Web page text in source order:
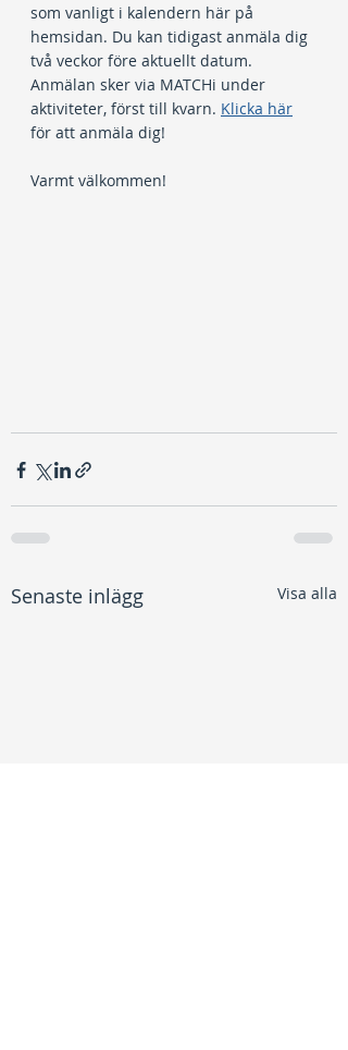
som vanligt i kalendern här på
hemsidan. Du kan tidigast anmäla dig
två veckor före aktuellt datum.
Anmälan sker via MATCHi under
aktiviteter, först till kvarn. Klicka här
för att anmäla dig!
Varmt välkommen!
Senaste inlägg Visa alla